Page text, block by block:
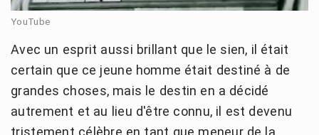
YouTube
Avec un esprit aussi brillant que le sien, il était
certain que ce jeune homme était destiné à de
grandes choses, mais le destin en a décidé
autrement et au lieu d'être connu, il est devenu
tristement célèbre en tant que meneur de la